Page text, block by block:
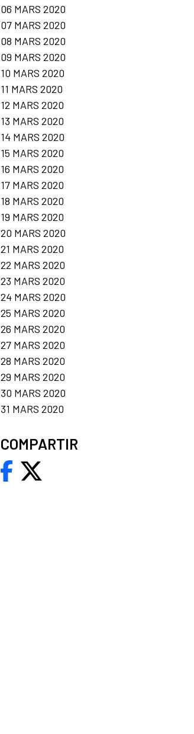
06 MARS 2020
07 MARS 2020
08 MARS 2020
09 MARS 2020
10 MARS 2020
11 MARS 2020
12 MARS 2020
13 MARS 2020
14 MARS 2020
15 MARS 2020
16 MARS 2020
17 MARS 2020
18 MARS 2020
19 MARS 2020
20 MARS 2020
21 MARS 2020
22 MARS 2020
23 MARS 2020
24 MARS 2020
25 MARS 2020
26 MARS 2020
27 MARS 2020
28 MARS 2020
29 MARS 2020
30 MARS 2020
31 MARS 2020
COMPARTIR